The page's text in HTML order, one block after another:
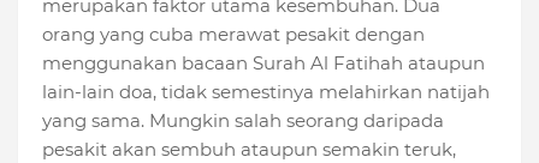
merupakan faktor utama kesembuhan. Dua
orang yang cuba merawat pesakit dengan
menggunakan bacaan Surah Al Fatihah ataupun
lain-lain doa, tidak semestinya melahirkan natijah
yang sama. Mungkin salah seorang daripada
pesakit akan sembuh ataupun semakin teruk,